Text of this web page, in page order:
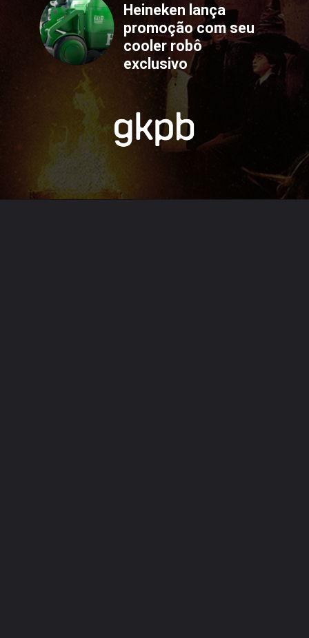
Heineken lança
promoção com seu
cooler robô
exclusivo